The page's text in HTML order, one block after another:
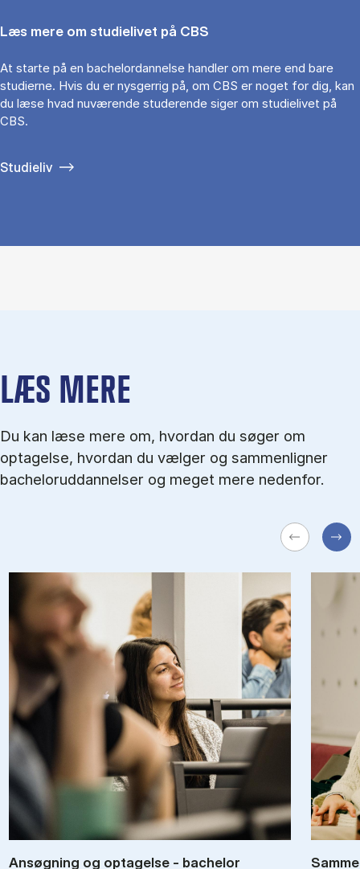
Læs mere om studielivet på CBS
At starte på en bachelordannelse handler om mere end bare
studierne. Hvis du er nysgerrig på, om CBS er noget for dig, kan
du læse hvad nuværende studerende siger om studielivet på
CBS.
Studieliv
LÆS MERE
Du kan læse mere om, hvordan du søger om
optagelse, hvordan du vælger og sammenligner
bacheloruddannelser og meget mere nedenfor.
An­søg­ning og op­ta­gel­se - ba­chel­or